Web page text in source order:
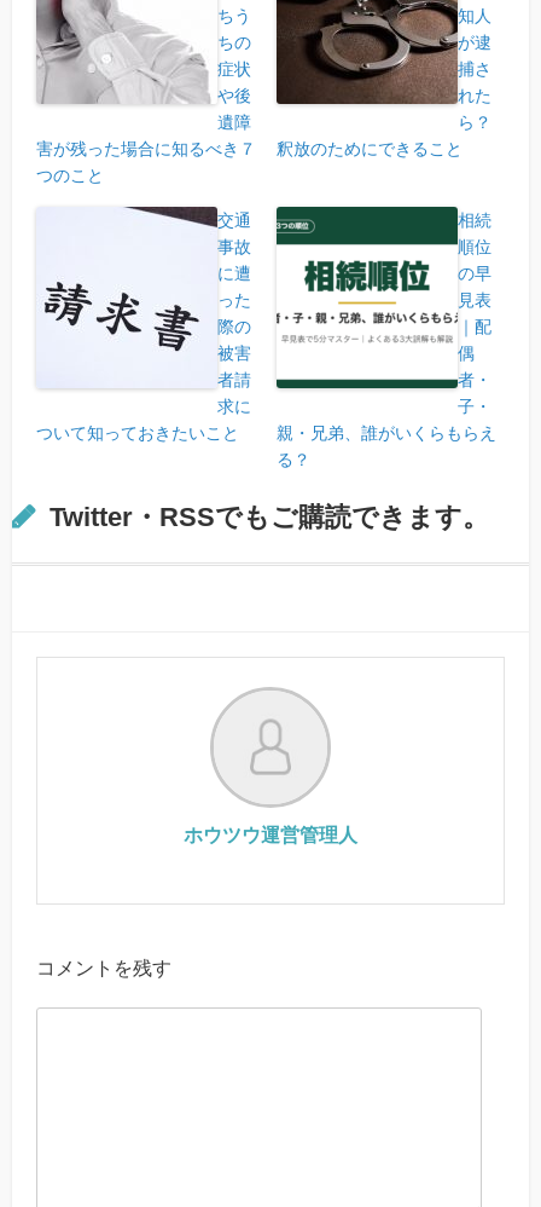
ちう
ちの
症状
や後
遺障
害が残った場合に知るべき７
つのこと
知人
が逮
捕さ
れた
ら？
釈放のためにできること
交通
事故
に遭
った
際の
被害
者請
求に
ついて知っておきたいこと
相続
順位
の早
見表
｜配
偶
者・
子・
親・兄弟、誰がいくらもらえ
る？
Twitter・RSSでもご購読できます。
ホウツウ運営管理人
コメントを残す